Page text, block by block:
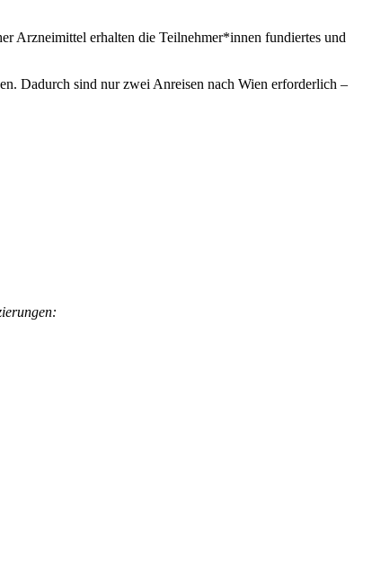
Arzneimittel erhalten die Teilnehmer*innen fundiertes und
Dadurch sind nur zwei Anreisen nach Wien erforderlich –